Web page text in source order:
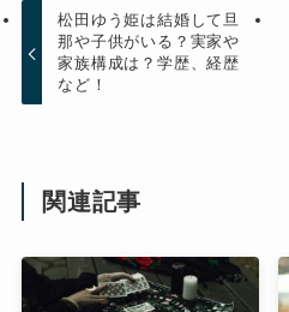
松田ゆう姫は結婚して旦
那や子供がいる？実家や
家族構成は？学歴、経歴
など！
関連記事